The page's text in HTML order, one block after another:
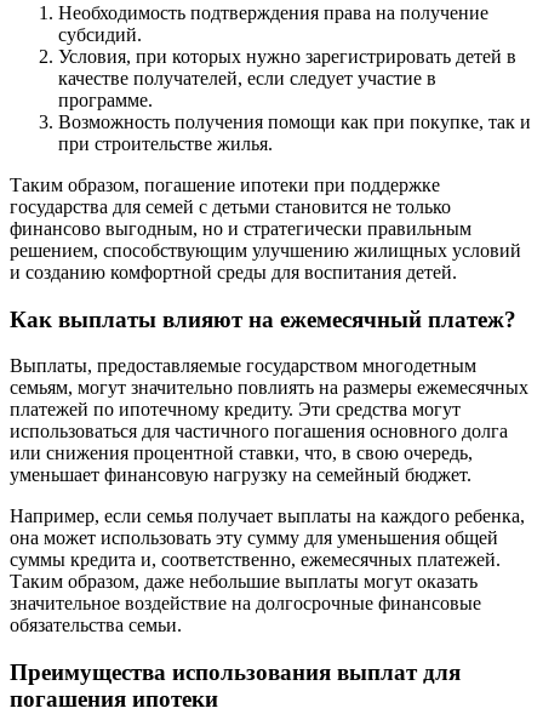
Необходимость подтверждения права на получение
субсидий.
Условия, при которых нужно зарегистрировать детей в
качестве получателей, если следует участие в
программе.
Возможность получения помощи как при покупке, так и
при строительстве жилья.
Таким образом, погашение ипотеки при поддержке
государства для семей с детьми становится не только
финансово выгодным, но и стратегически правильным
решением, способствующим улучшению жилищных условий
и созданию комфортной среды для воспитания детей.
Как выплаты влияют на ежемесячный платеж?
Выплаты, предоставляемые государством многодетным
семьям, могут значительно повлиять на размеры ежемесячных
платежей по ипотечному кредиту. Эти средства могут
использоваться для частичного погашения основного долга
или снижения процентной ставки, что, в свою очередь,
уменьшает финансовую нагрузку на семейный бюджет.
Например, если семья получает выплаты на каждого ребенка,
она может использовать эту сумму для уменьшения общей
суммы кредита и, соответственно, ежемесячных платежей.
Таким образом, даже небольшие выплаты могут оказать
значительное воздействие на долгосрочные финансовые
обязательства семьи.
Преимущества использования выплат для
погашения ипотеки